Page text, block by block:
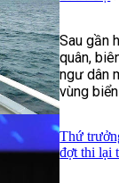
Sau gần
quân,
ngư dân
vùng
Thứ
đợt thi lại